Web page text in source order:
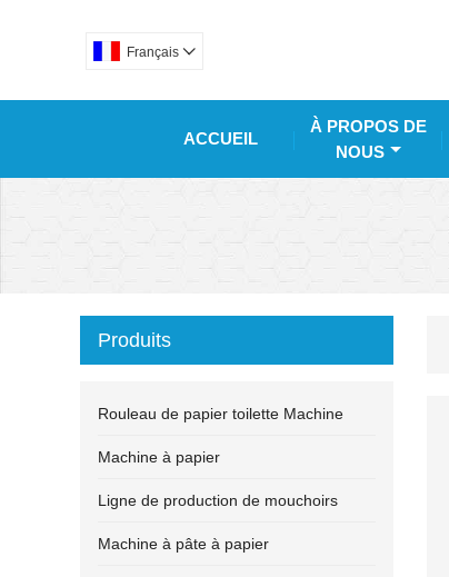
Français 
ACCUEIL
À PROPOS DE
NOUS
Produits
Rouleau de papier toilette Machine
Machine à papier
Ligne de production de mouchoirs
Machine à pâte à papier